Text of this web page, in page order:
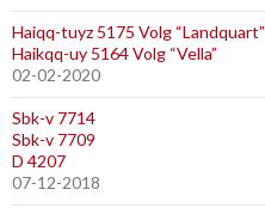
Haiqq-tuyz 5175 Volg “Landquart”
Haikqq-uy 5164 Volg “Vella”
02-02-2020
Sbk-v 7714
Sbk-v 7709
D 4207
07-12-2018